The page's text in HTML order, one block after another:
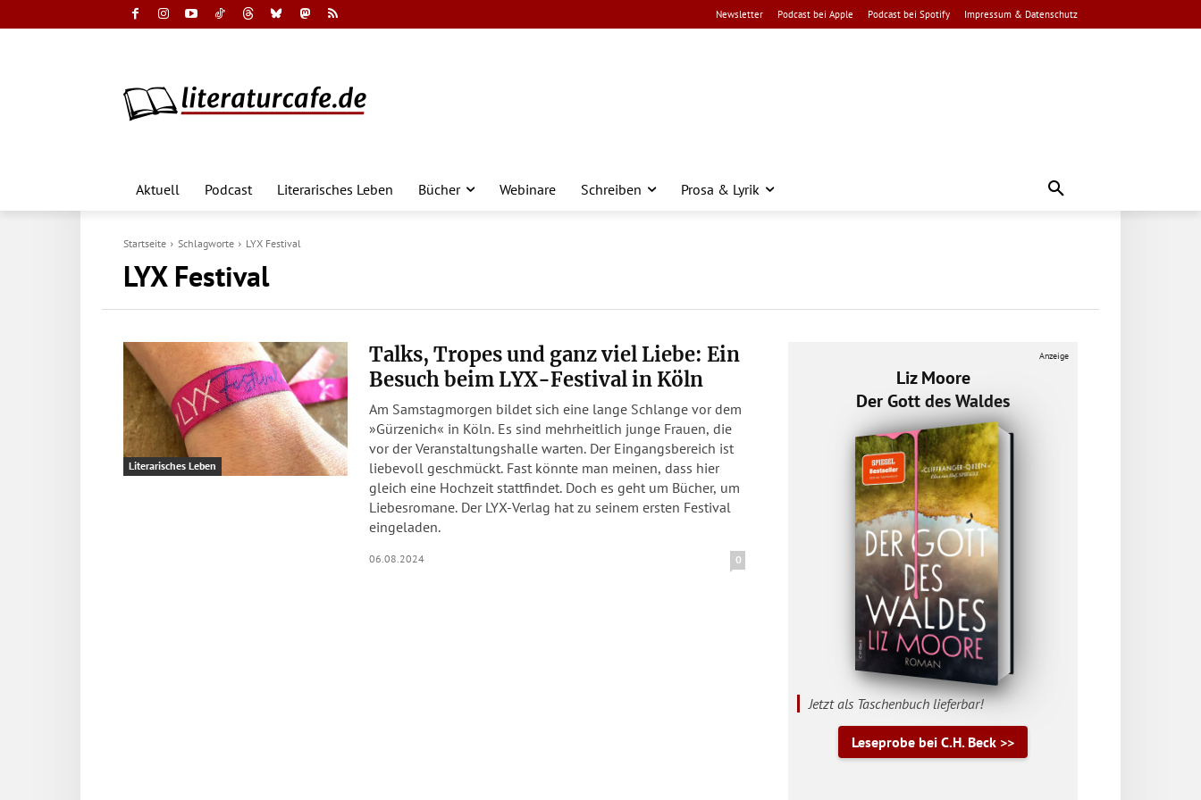
Newsletter Podcast bei Apple Podcast bei Spotify Impressum & Datenschutz
Aktuell Podcast Literarisches Leben Bücher Webinare Schreiben Prosa & Lyrik
Startseite Schlagworte LYX Festival
LYX Festival
Literarisches Leben
Talks, Tropes und ganz viel Liebe: Ein
Besuch beim LYX-Festival in Köln
Am Samstagmorgen bildet sich eine lange Schlange vor dem
»Gürzenich« in Köln. Es sind mehrheitlich junge Frauen, die
vor der Veranstaltungshalle warten. Der Eingangsbereich ist
liebevoll geschmückt. Fast könnte man meinen, dass hier
gleich eine Hochzeit stattfindet. Doch es geht um Bücher, um
Liebesromane. Der LYX-Verlag hat zu seinem ersten Festival
eingeladen.
06.08.2024 0
Anzeige
Liz Moore
Der Gott des Waldes
Jetzt als Taschenbuch lieferbar!
Leseprobe bei C.H. Beck >>